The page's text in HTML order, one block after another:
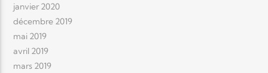
janvier 2020
décembre 2019
mai 2019
avril 2019
mars 2019